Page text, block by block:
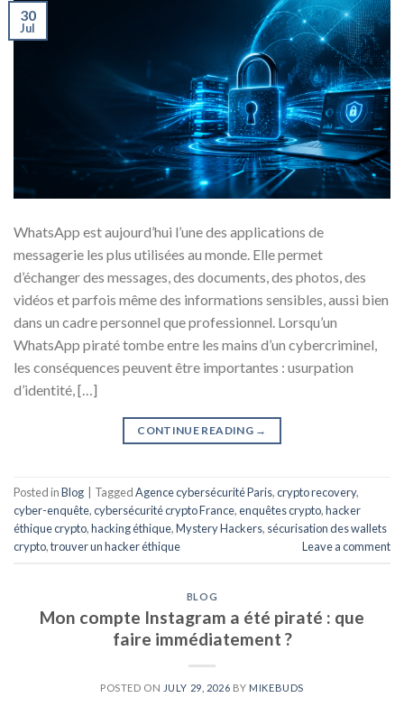
30
Jul
WhatsApp est aujourd’hui l’une des applications de
messagerie les plus utilisées au monde. Elle permet
d’échanger des messages, des documents, des photos, des
vidéos et parfois même des informations sensibles, aussi bien
dans un cadre personnel que professionnel. Lorsqu’un
WhatsApp piraté tombe entre les mains d’un cybercriminel,
les conséquences peuvent être importantes : usurpation
d’identité, […]
CONTINUE READING →
Posted inBlog TaggedAgence cybersécurité Paris,crypto recovery,
cyber-enquête,cybersécurité crypto France,enquêtes crypto,hacker
éthique crypto,hacking éthique,Mystery Hackers, sécurisation des wallets
crypto,trouver un hacker éthique Leave a comment
BLOG
Mon compte Instagram a été piraté : que
faire immédiatement ?
POSTED ON JULY 29, 2026 BY MIKEBUDS